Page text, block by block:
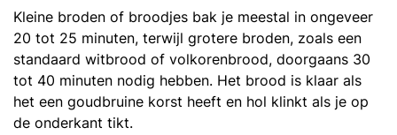
Kleine broden of broodjes bak je meestal in ongeveer
20 tot 25 minuten, terwijl grotere broden, zoals een
standaard witbrood of volkorenbrood, doorgaans 30
tot 40 minuten nodig hebben. Het brood is klaar als
het een goudbruine korst heeft en hol klinkt als je op
de onderkant tikt.